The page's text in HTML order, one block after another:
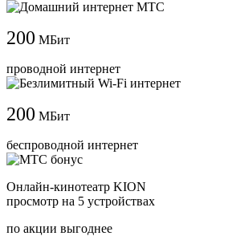
200 МБит
проводной интернет
200 МБит
беспроводной интернет
Онлайн-кинотеатр KION
просмотр на 5 устройствах
по акции выгоднее